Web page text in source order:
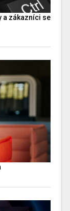
a zákazníci se